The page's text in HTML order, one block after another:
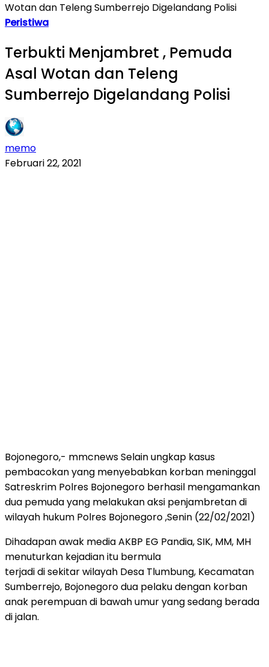
Wotan dan Teleng Sumberrejo Digelandang Polisi
Peristiwa
Terbukti Menjambret , Pemuda
Asal Wotan dan Teleng
Sumberrejo Digelandang Polisi
memo
Februari 22, 2021
Bojonegoro,- mmcnews Selain ungkap kasus
pembacokan yang menyebabkan korban meninggal
Satreskrim Polres Bojonegoro berhasil mengamankan
dua pemuda yang melakukan aksi penjambretan di
wilayah hukum Polres Bojonegoro ,Senin (22/02/2021)
Dihadapan awak media AKBP EG Pandia, SIK, MM, MH
menuturkan kejadian itu bermula
terjadi di sekitar wilayah Desa Tlumbung, Kecamatan
Sumberrejo, Bojonegoro dua pelaku dengan korban
anak perempuan di bawah umur yang sedang berada
di jalan.